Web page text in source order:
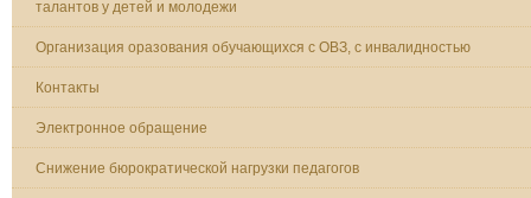
талантов у детей и молодежи
Организация оразования обучающихся с ОВЗ, с инвалидностью
Контакты
Электронное обращение
Снижение бюрократической нагрузки педагогов